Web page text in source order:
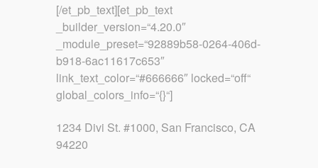
[/et_pb_text][et_pb_text
_builder_version=“4.20.0″
_module_preset=“92889b58-0264-406d-
b918-6ac11617c653″
link_text_color=“#666666″ locked=“off“
global_colors_info=“{}“]
1234 Divi St. #1000, San Francisco, CA
94220